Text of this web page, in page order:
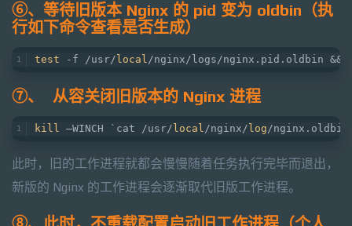
⑥、等待旧版本 Nginx 的 pid 变为 oldbin（执
行如下命令查看是否生成）
test -f /usr/ local/nginx/logs/nginx.pid.oldbin &&
⑦、 从容关闭旧版本的 Nginx 进程
kill –WINCH `cat /usr/ local/nginx/ log/
此时，旧的工作进程就都会慢慢随着任务执行完毕而退出，
新版的 Nginx 的工作进程会逐渐取代旧版工作进程。